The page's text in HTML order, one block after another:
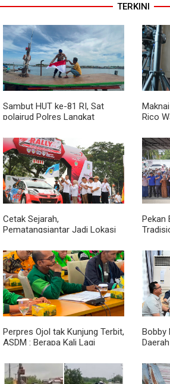
TERKINI
Sambut HUT ke-81 RI, Sat
polairud Polres Langkat
kepada Nelayan
Rico
Lewat
Primer
Cetak Sejarah,
Pematangsiantar Jadi Lokasi
2026
Pekan
Perpres Ojol tak Kunjung Terbit,
ASDM : Berapa Kali Lagi
Janji?
Bobby